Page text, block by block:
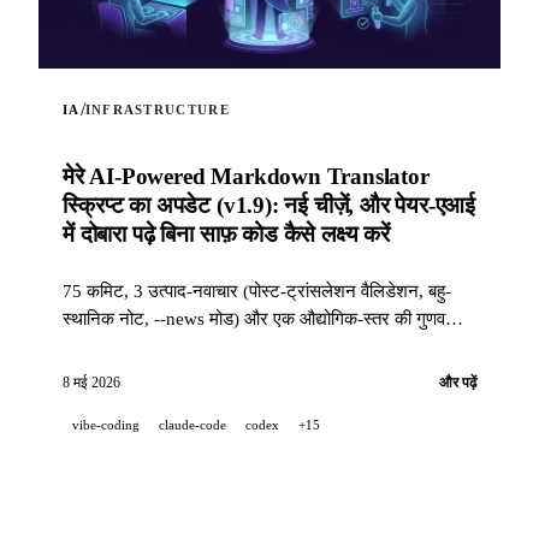
IA /INFRASTRUCTURE
मेरे AI-Powered Markdown Translator
स्क्रिप्ट का अपडेट (v1.9): नई चीज़ें, और पेयर-एआई
में दोबारा पढ़े बिना साफ़ कोड कैसे लक्ष्य करें
75 कमिट, 3 उत्पाद-नवाचार (पोस्ट-ट्रांसलेशन वैलिडेशन, बहु-
स्थानिक नोट, --news मोड) और एक औद्योगिक-स्तर की गुणवत्ता
जब कोई प्रोजेक्ट 100 % पेयर-एआई में विकसित हो तो भी साफ़
8 मई 2026 और पढ़ें
vibe-coding claude-code codex +15